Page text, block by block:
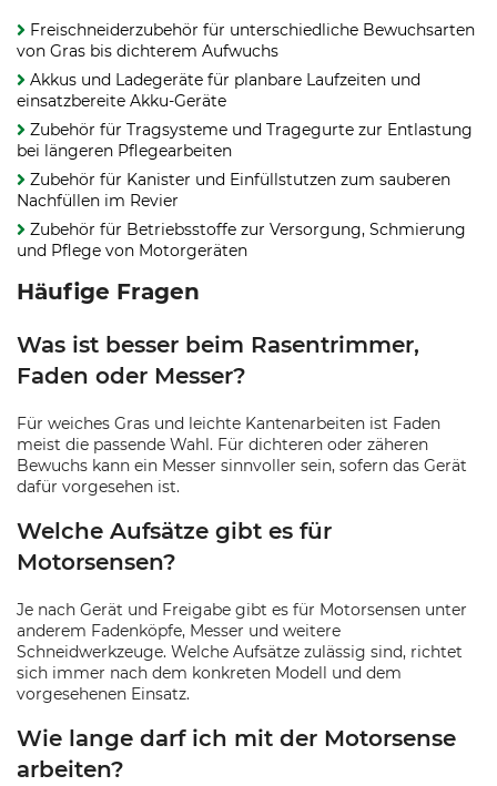
Freischneiderzubehör für unterschiedliche Bewuchsarten
von Gras bis dichterem Aufwuchs
Akkus und Ladegeräte für planbare Laufzeiten und
einsatzbereite Akku-Geräte
Zubehör für Tragsysteme und Tragegurte zur Entlastung
bei längeren Pflegearbeiten
Zubehör für Kanister und Einfüllstutzen zum sauberen
Nachfüllen im Revier
Zubehör für Betriebsstoffe zur Versorgung, Schmierung
und Pflege von Motorgeräten
Häufige Fragen
Was ist besser beim Rasentrimmer,
Faden oder Messer?
Für weiches Gras und leichte Kantenarbeiten ist Faden
meist die passende Wahl. Für dichteren oder zäheren
Bewuchs kann ein Messer sinnvoller sein, sofern das Gerät
dafür vorgesehen ist.
Welche Aufsätze gibt es für
Motorsensen?
Je nach Gerät und Freigabe gibt es für Motorsensen unter
anderem Fadenköpfe, Messer und weitere
Schneidwerkzeuge. Welche Aufsätze zulässig sind, richtet
sich immer nach dem konkreten Modell und dem
vorgesehenen Einsatz.
Wie lange darf ich mit der Motorsense
arbeiten?